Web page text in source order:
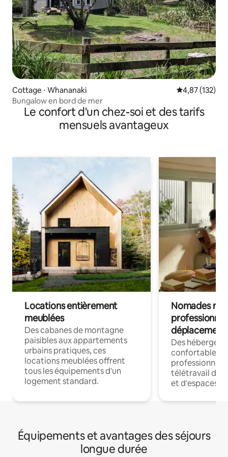
Cottage ⋅ Whananaki Évaluation
4,87 (132)
Bungalow en bord de mer
Le confort d'un chez-soi et des tarifs
mensuels avantageux
Locations entièrement
meublées
Des cabanes de montagne
paisibles aux appartements
urbains pratiques, ces
locations meublées offrent
tous les équipements d'un
logement standard.
Nomades
déplacement
Des
confortables
professionnels
télétravail
et d'espaces
Équipements et avantages des séjours
longue durée